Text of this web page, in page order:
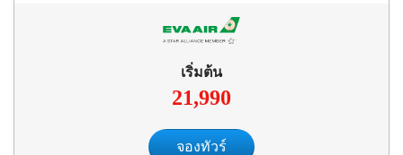
เริ่มต้น
21,990
จองทัวร์